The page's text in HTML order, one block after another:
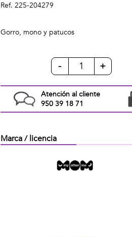
Ref. 225-204279
Gorro, mono y patucos
- +
Atención al cliente
950 39 18 71
Marca / licencia